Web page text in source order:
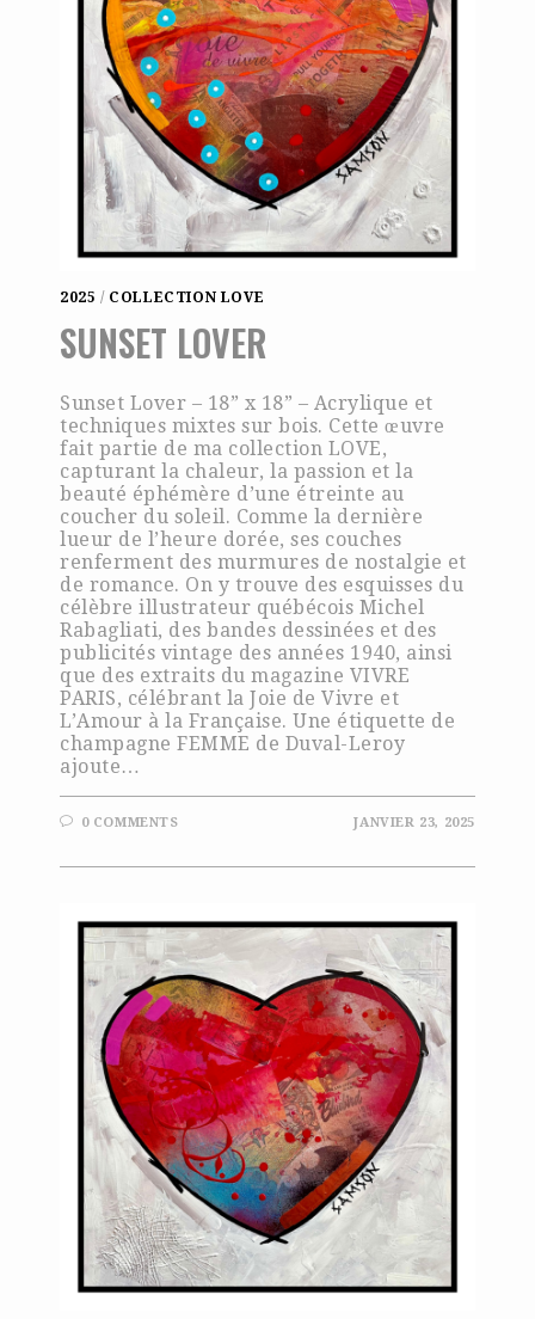
2025 / COLLECTION LOVE
SUNSET LOVER
Sunset Lover – 18” x 18” – Acrylique et
techniques mixtes sur bois. Cette œuvre
fait partie de ma collection LOVE,
capturant la chaleur, la passion et la
beauté éphémère d’une étreinte au
coucher du soleil. Comme la dernière
lueur de l’heure dorée, ses couches
renferment des murmures de nostalgie et
de romance. On y trouve des esquisses du
célèbre illustrateur québécois Michel
Rabagliati, des bandes dessinées et des
publicités vintage des années 1940, ainsi
que des extraits du magazine VIVRE
PARIS, célébrant la Joie de Vivre et
L’Amour à la Française. Une étiquette de
champagne FEMME de Duval-Leroy
ajoute…
0 COMMENTS JANVIER 23, 2025